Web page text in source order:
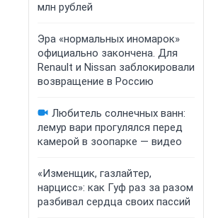
млн рублей
Эра «нормальных иномарок»
официально закончена. Для
Renault и Nissan заблокировали
возвращение в Россию
Любитель солнечных ванн:
лемур вари прогулялся перед
камерой в зоопарке — видео
«Изменщик, газлайтер,
нарцисс»: как Гуф раз за разом
разбивал сердца своих пассий